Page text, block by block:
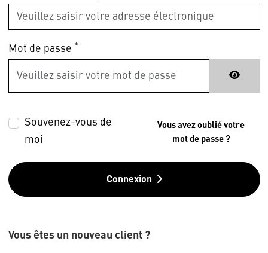
Mot de passe *
Souvenez-vous de
moi
Vous avez oublié votre
mot de passe ?
Connexion
Vous êtes un nouveau client ?